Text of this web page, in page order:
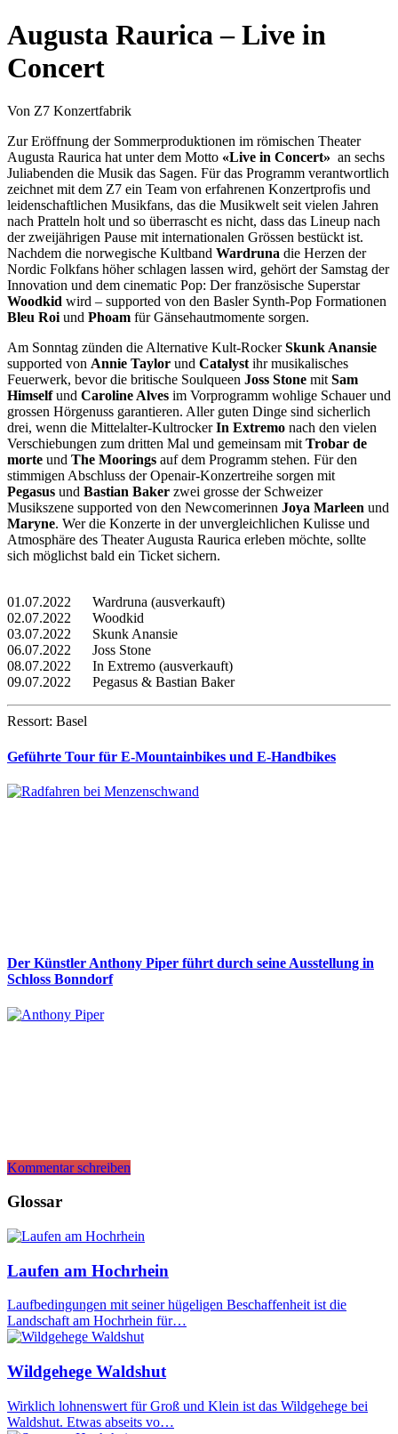
Augusta Raurica – Live in
Concert
Von Z7 Konzertfabrik
Zur Eröffnung der Sommerproduktionen im römischen Theater
Augusta Raurica hat unter dem Motto «Live in Concert» an sechs
Juliabenden die Musik das Sagen. Für das Programm verantwortlich
zeichnet mit dem Z7 ein Team von erfahrenen Konzertprofis und
leidenschaftlichen Musikfans, das die Musikwelt seit vielen Jahren
nach Pratteln holt und so überrascht es nicht, dass das Lineup nach
der zweijährigen Pause mit internationalen Grössen bestückt ist.
Nachdem die norwegische Kultband Wardruna die Herzen der
Nordic Folkfans höher schlagen lassen wird, gehört der Samstag der
Innovation und dem cinematic Pop: Der französische Superstar
Woodkid wird – supported von den Basler Synth-Pop Formationen
Bleu Roiund Phoam für Gänsehautmomente sorgen.
Am Sonntag zünden die Alternative Kult-RockerSkunk Anansie
supported von Annie Taylor und Catalystihr musikalisches
Feuerwerk, bevor die britische Soulqueen Joss Stone mitSam
Himselfund Caroline Alves im Vorprogramm wohlige Schauer und
grossen Hörgenuss garantieren. Aller guten Dinge sind sicherlich
drei, wenn die Mittelalter-KultrockerIn Extremo nach den vielen
Verschiebungen zum dritten Mal und gemeinsam mitTrobar de
morte und The Moorings auf dem Programm stehen. Für den
stimmigen Abschluss der Openair-Konzertreihe sorgen mit
Pegasus und Bastian Baker zwei grosse der Schweizer
Musikszene supported von den Newcomerinnen Joya Marleen und
Maryne. Wer die Konzerte in der unvergleichlichen Kulisse und
Atmosphäre des Theater Augusta Raurica erleben möchte, sollte
sich möglichst bald ein Ticket sichern.
01.07.2022 Wardruna (ausverkauft)
02.07.2022 Woodkid
03.07.2022 Skunk Anansie
06.07.2022 Joss Stone
08.07.2022 In Extremo (ausverkauft)
09.07.2022 Pegasus & Bastian Baker
Ressort: Basel
Geführte Tour für E-Mountainbikes und E-Handbikes
Der Künstler Anthony Piper führt durch seine Ausstellung in
Schloss Bonndorf
Kommentar schreiben
Glossar
Laufen am Hochrhein
Laufbedingungen mit seiner hügeligen Beschaffenheit ist die
Landschaft am Hochrhein für…
Wildgehege Waldshut
Wirklich lohnenswert für Groß und Klein ist das Wildgehege bei
Waldshut. Etwas abseits vo…